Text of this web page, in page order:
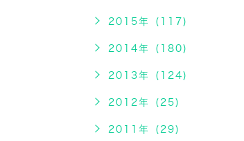
2015年 (117)
2014年 (180)
2013年 (124)
2012年 (25)
2011年 (29)